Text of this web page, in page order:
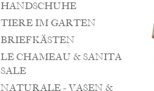
HANDSCHUHE
TIERE IM GARTEN
BRIEFKÄSTEN
LE CHAMEAU & SANITA
SALE
NATURALE - VASEN &